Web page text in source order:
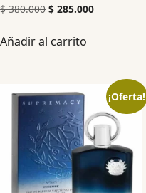
$380.000 $ 285.000
Añadir al carrito
¡Oferta!